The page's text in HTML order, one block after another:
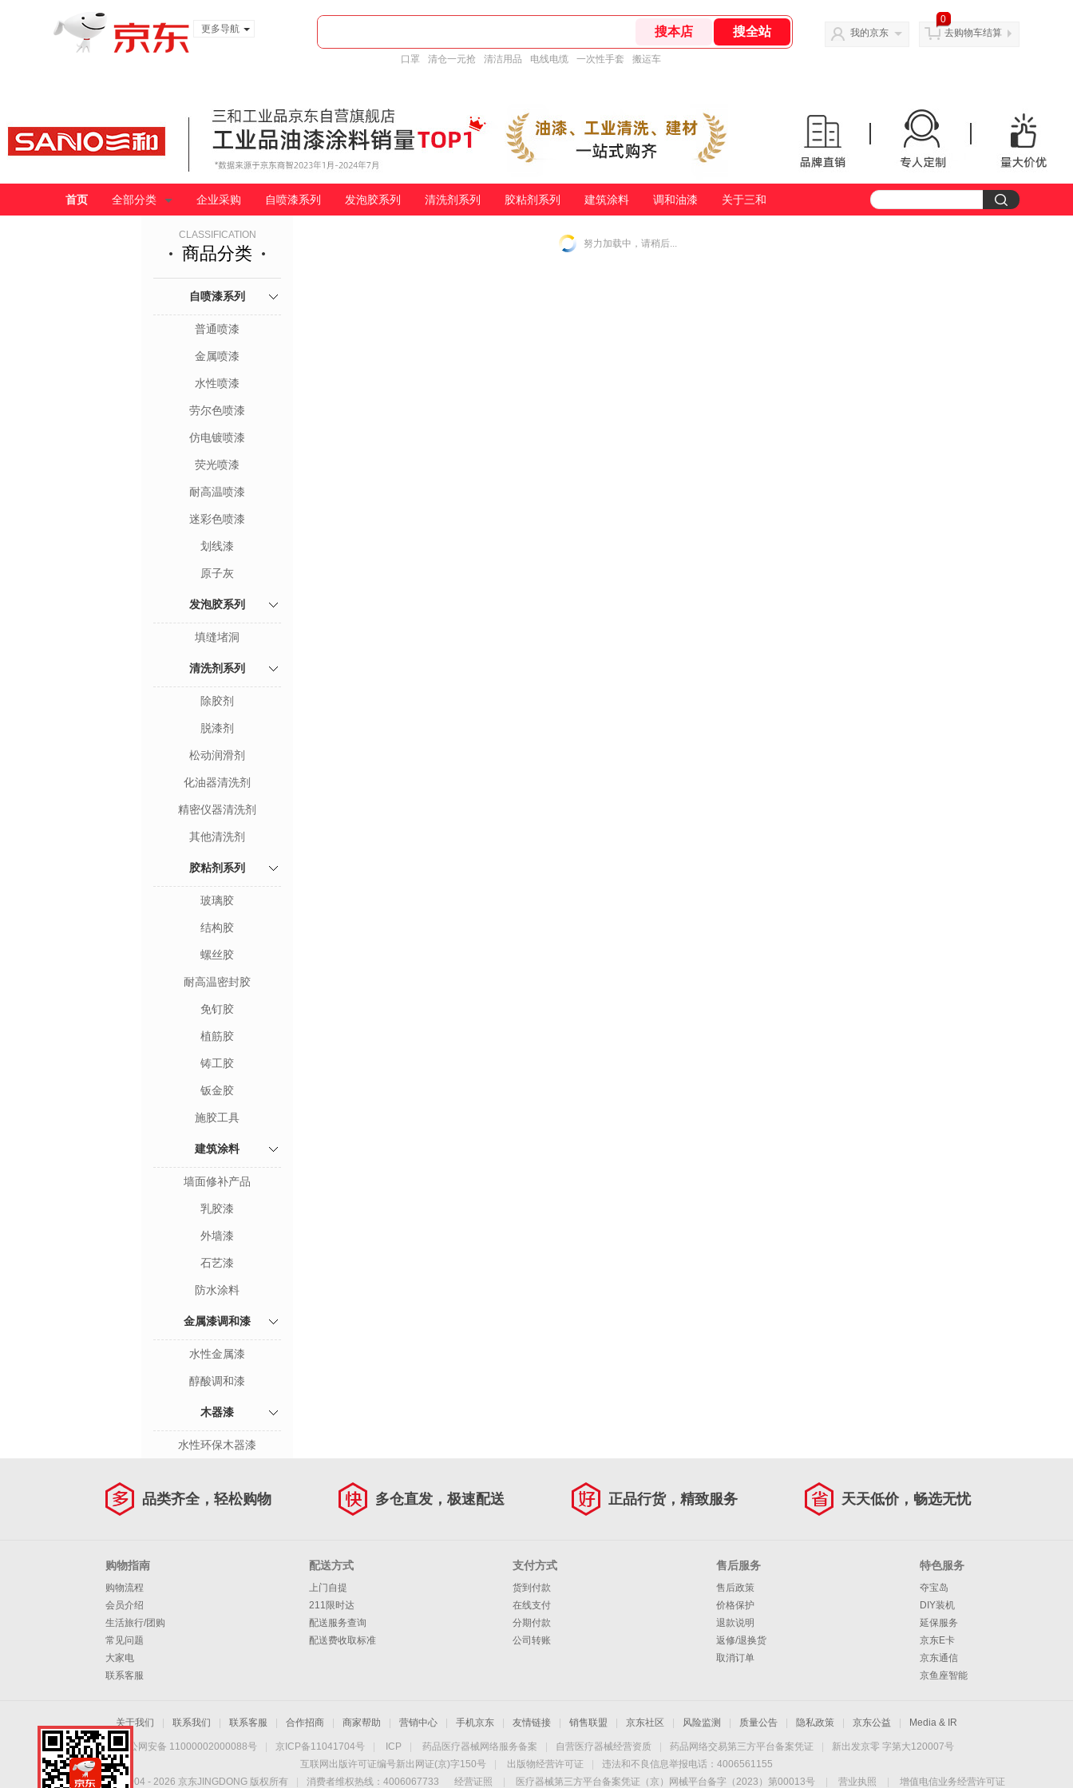
更多导航
口罩 清仓一元抢 清洁用品 电线电缆 一次性手套 搬运车
我的京东
0
去购物车结算
首页 全部分类 企业采购 自喷漆系列 发泡胶系列 清洗剂系列 胶粘剂系列 建筑涂料 调和油漆 关于三和
CLASSIFICATION
商品分类
自喷漆系列
普通喷漆
金属喷漆
水性喷漆
劳尔色喷漆
仿电镀喷漆
荧光喷漆
耐高温喷漆
迷彩色喷漆
划线漆
原子灰
发泡胶系列
填缝堵洞
清洗剂系列
除胶剂
脱漆剂
松动润滑剂
化油器清洗剂
精密仪器清洗剂
其他清洗剂
胶粘剂系列
玻璃胶
结构胶
螺丝胶
耐高温密封胶
免钉胶
植筋胶
铸工胶
钣金胶
施胶工具
建筑涂料
墙面修补产品
乳胶漆
外墙漆
石艺漆
防水涂料
金属漆调和漆
水性金属漆
醇酸调和漆
木器漆
水性环保木器漆
努力加载中，请稍后...
品类齐全，轻松购物 多仓直发，极速配送 正品行货，精致服务 天天低价，畅选无忧
购物指南
购物流程
会员介绍
生活旅行/团购
常见问题
大家电
联系客服
配送方式
上门自提
211限时达
配送服务查询
配送费收取标准
支付方式
货到付款
在线支付
分期付款
公司转账
售后服务
售后政策
价格保护
退款说明
返修/退换货
取消订单
特色服务
夺宝岛
DIY装机
延保服务
京东E卡
京东通信
京鱼座智能
关于我们 联系我们 联系客服 合作招商 商家帮助 营销中心 手机京东 友情链接 销售联盟 京东社区 风险监测 质量公告 隐私政策 京东公益 Media & IR
京公网安备 11000002000088号 京ICP备11041704号 ICP 药品医疗器械网络服务备案 自营医疗器械经营资质 药品网络交易第三方平台备案凭证
新出发京零 字第大120007号
互联网出版许可证编号新出网证(京)字150号
出版物经营许可证
违法和不良信息举报电话：4006561155
Copyright © 2004 - 2026 京东JINGDONG 版权所有 消费者维权热线：4006067733 经营证照 医疗器械第三方平台备案凭证（京）网械平台备字（2023）第00013号 营业执照 增值电信业务经营许可证